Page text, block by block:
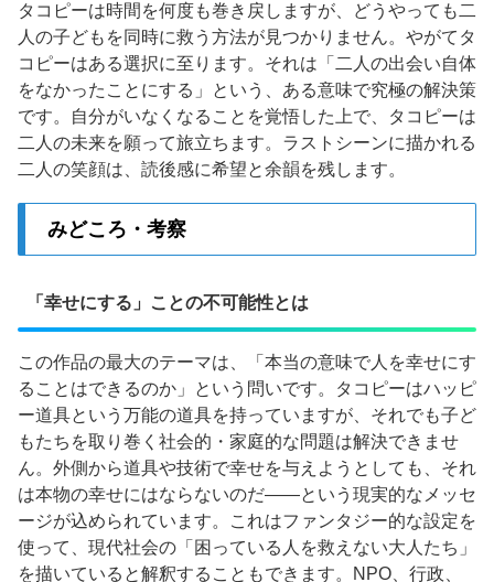
タコピーは時間を何度も巻き戻しますが、どうやっても二
人の子どもを同時に救う方法が見つかりません。やがてタ
コピーはある選択に至ります。それは「二人の出会い自体
をなかったことにする」という、ある意味で究極の解決策
です。自分がいなくなることを覚悟した上で、タコピーは
二人の未来を願って旅立ちます。ラストシーンに描かれる
二人の笑顔は、読後感に希望と余韻を残します。
みどころ・考察
「幸せにする」ことの不可能性とは
この作品の最大のテーマは、「本当の意味で人を幸せにす
ることはできるのか」という問いです。タコピーはハッピ
ー道具という万能の道具を持っていますが、それでも子ど
もたちを取り巻く社会的・家庭的な問題は解決できませ
ん。外側から道具や技術で幸せを与えようとしても、それ
は本物の幸せにはならないのだ——という現実的なメッセ
ージが込められています。これはファンタジー的な設定を
使って、現代社会の「困っている人を救えない大人たち」
を描いていると解釈することもできます。NPO、行政、